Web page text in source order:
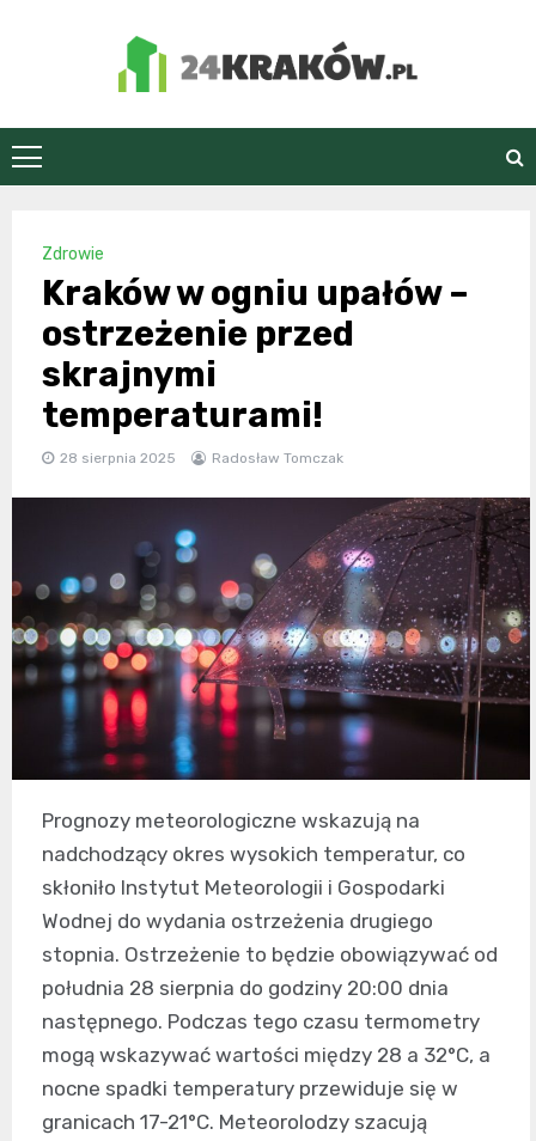
24Kraków.pl
Zdrowie
Kraków w ogniu upałów –
ostrzeżenie przed
skrajnymi
temperaturami!
28 sierpnia 2025 Radosław Tomczak
Prognozy meteorologiczne wskazują na
nadchodzący okres wysokich temperatur, co
skłoniło Instytut Meteorologii i Gospodarki
Wodnej do wydania ostrzeżenia drugiego
stopnia. Ostrzeżenie to będzie obowiązywać od
południa 28 sierpnia do godziny 20:00 dnia
następnego. Podczas tego czasu termometry
mogą wskazywać wartości między 28 a 32°C, a
nocne spadki temperatury przewiduje się w
granicach 17-21°C. Meteorolodzy szacują